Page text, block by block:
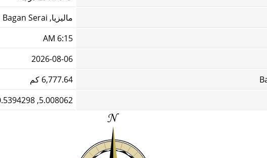
ماليزيا, Bagan Serai
6:15 AM
2026-08-06
6,777.64 كم
5.008062, 100.5394298